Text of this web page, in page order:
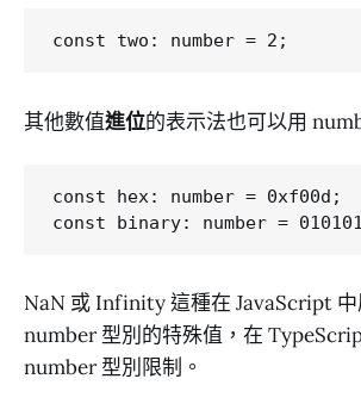
其他數值進位的表示法也可以用
const hex: number = 0xf00d;
NaN 或 Infinity 這種在 JavaScript 中
number 型別的特殊值，在
number 型別限制。